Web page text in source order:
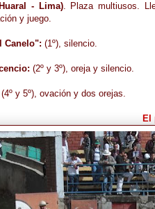
- Lima). Plaza multiusos.
y juego.
Canelo": (1º), silencio.
(2º y 3º), oreja y silencio.
(4º y 5º), ovación y dos orejas.
El